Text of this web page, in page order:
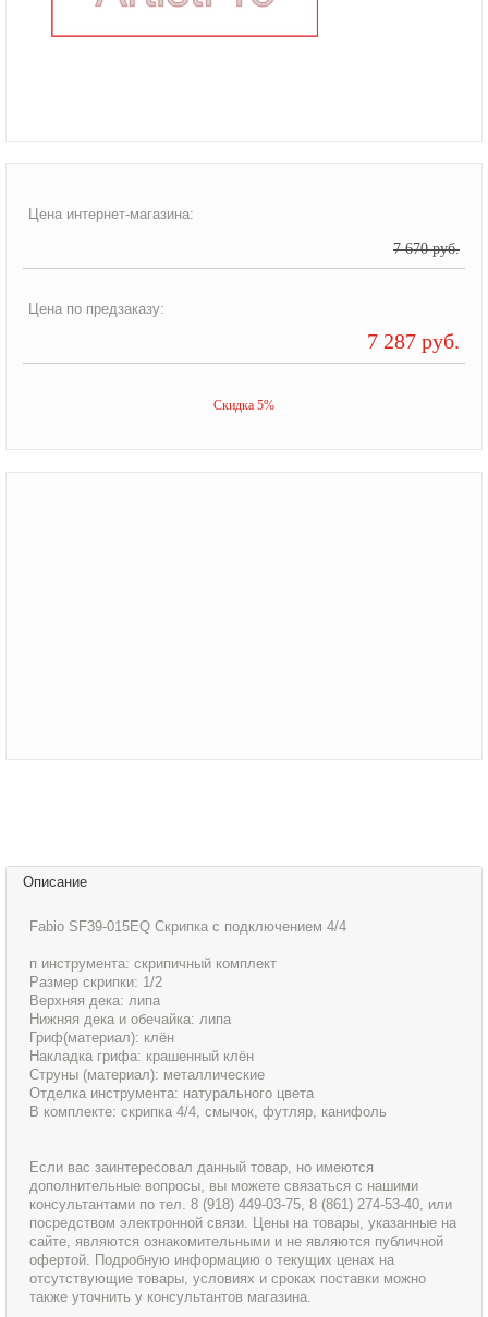
Цена интернет-магазина:
7 670 руб.
Цена по предзаказу:
7 287 руб.
Скидка 5%
Описание
Fabio SF39-015EQ Скрипка с подключением 4/4
п инструмента: скрипичный комплект
Размер скрипки: 1/2
Верхняя дека: липа
Нижняя дека и обечайка: липа
Гриф(материал): клён
Накладка грифа: крашенный клён
Струны (материал): металлические
Отделка инструмента: натурального цвета
В комплекте: скрипка 4/4, смычок, футляр, канифоль
Если вас заинтересовал данный товар, но имеются
дополнительные вопросы, вы можете связаться с нашими
консультантами по тел. 8 (918) 449-03-75, 8 (861) 274-53-40, или
посредством электронной связи. Цены на товары, указанные на
сайте, являются ознакомительными и не являются публичной
офертой. Подробную информацию о текущих ценах на
отсутствующие товары, условиях и сроках поставки можно
также уточнить у консультантов магазина.